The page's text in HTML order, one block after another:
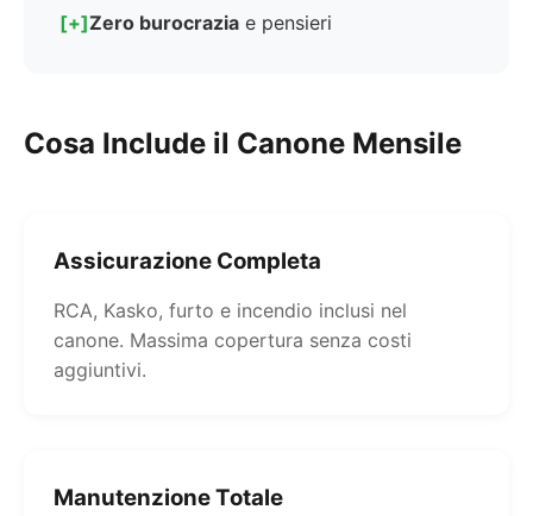
[+]Zero burocrazia e pensieri
Cosa Include il Canone Mensile
Assicurazione Completa
RCA, Kasko, furto e incendio inclusi nel
canone. Massima copertura senza costi
aggiuntivi.
Manutenzione Totale